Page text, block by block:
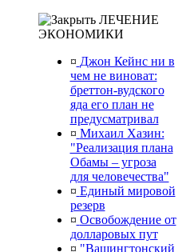
ЛЕЧЕНИЕ
ЭКОНОМИКИ
¤ Джон Кейнс ни в
чем не виноват:
бреттон-вудского
яда его план не
предусматривал
¤ Михаил Хазин:
"Реализация плана
Обамы – угроза
для человечества"
¤ Единый мировой
резерв
¤ Освобождение от
долларовых пут
¤ "Вашингтонский